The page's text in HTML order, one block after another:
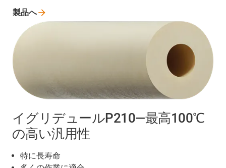
イグリデュールP210―最高100℃
の高い汎用性
特に長寿命
製品へ